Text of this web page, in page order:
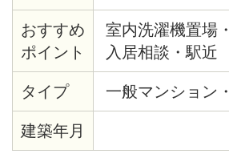
おすすめ
ポイント
室内洗濯機置場
入居相談・駅近
タイプ 一般マンション
建築年月